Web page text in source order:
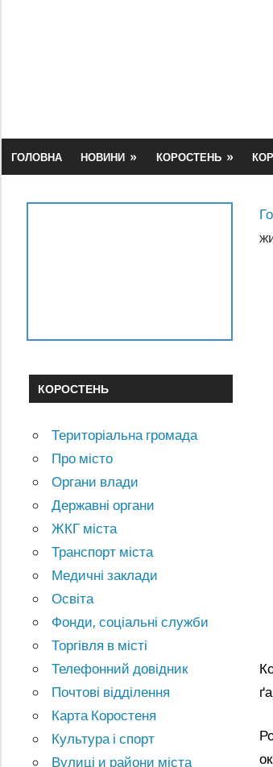
ГОЛОВНА НОВИНИ КОРОСТЕНЬ
КОРОСТЕНЬ
Територіальна громада
Про місто
Органи влади
Державні органи
ЖКГ міста
Транспорт міста
Медичні заклади
Освіта
Фонди, соціальні служби
Торгівля в місті
Телефонний довідник
Почтові відділення
Карта Коростеня
Культура і спорт
Вулиці и райони міста